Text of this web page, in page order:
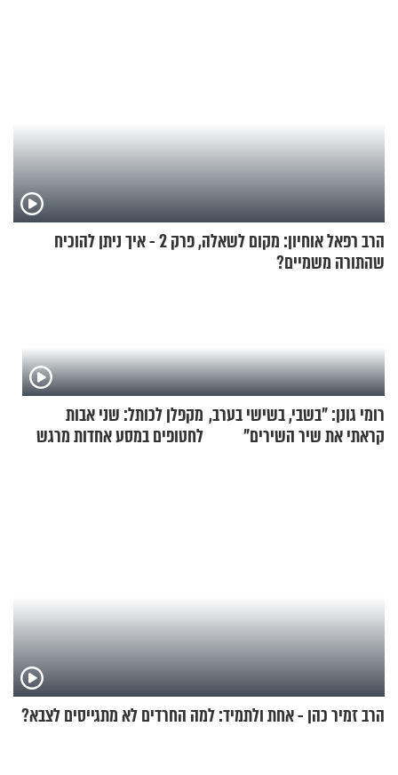
הרב רפאל אוחיון: מקום לשאלה, פרק 2 - איך ניתן להוכיח
שהתורה משמיים?
רומי גונן: "בשבי, בשישי בערב,
קראתי את שיר השירים"
מקפלן לכותל: שני אבות
לחטופים במסע אחדות מרגש
הרב זמיר כהן - אחת ולתמיד: למה החרדים לא מתגייסים לצבא?